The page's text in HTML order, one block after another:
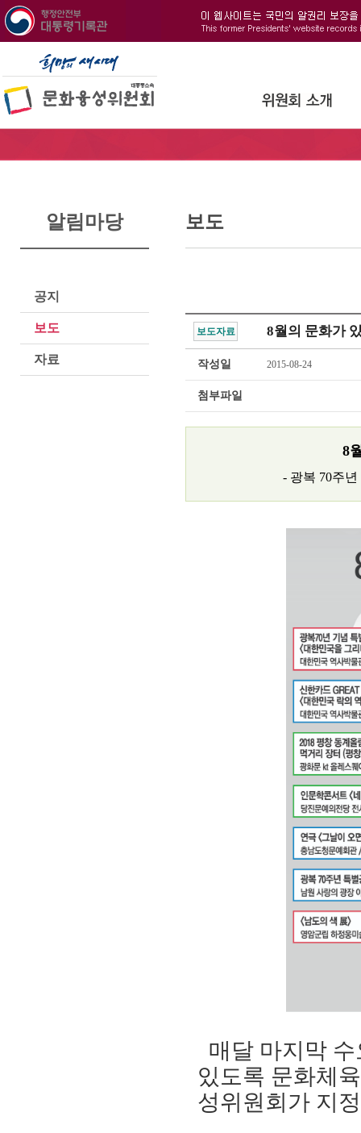
알림마당
공지
보도
자료
보도
보도자료 8월의 문화가
작성일 2015-08-24
첨부파일
8
- 광복 70주
매달 마지막
있도록 문화체
성위원회가 지